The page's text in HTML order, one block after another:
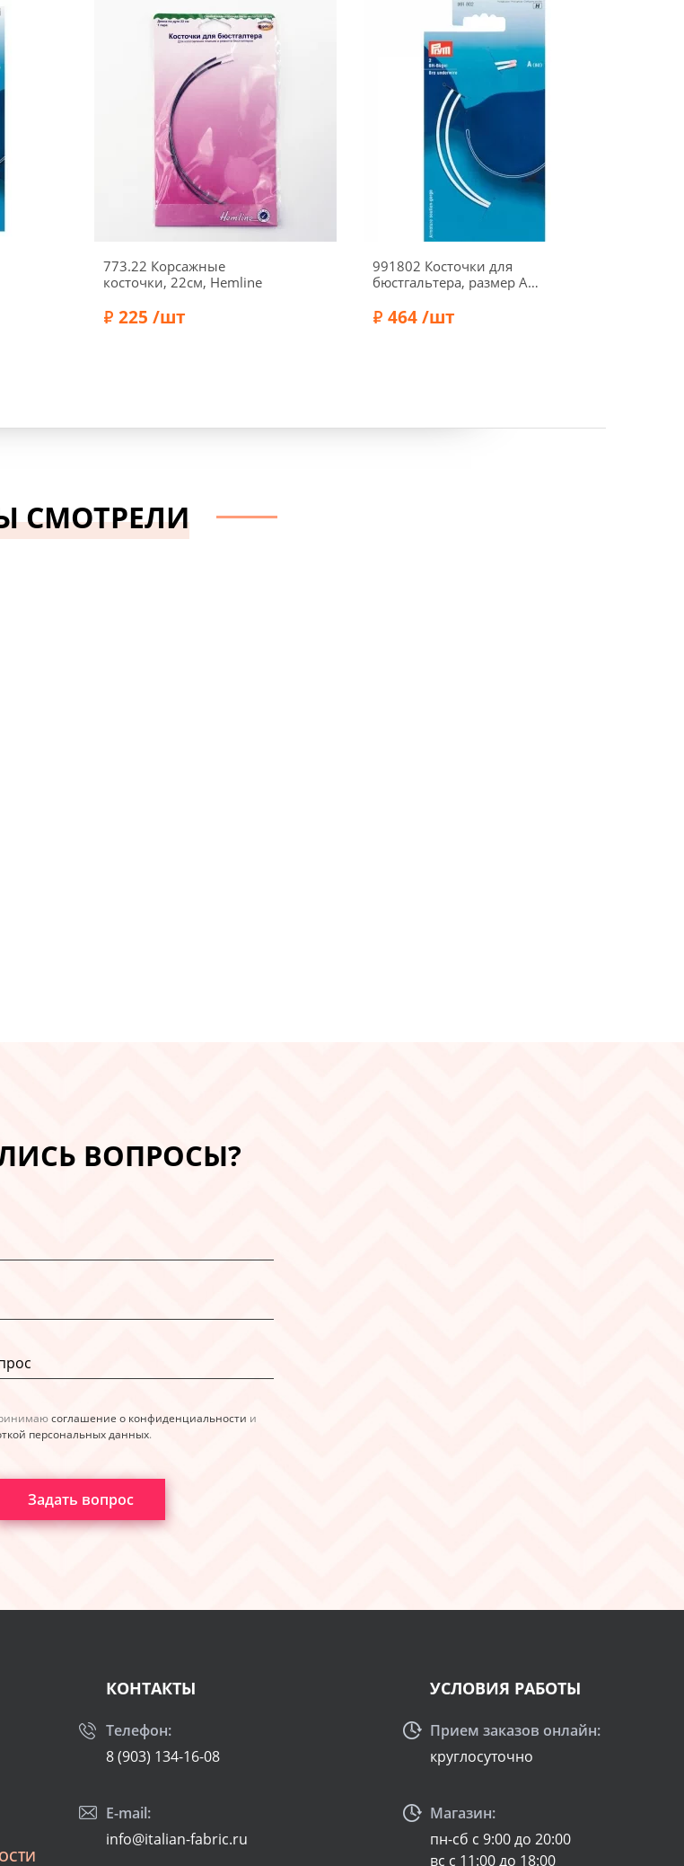
773.22 Корсажные
косточки, 22см, Hemline
225 /шт
991802 Косточки для
бюстгальтера, размер А
464 /шт
СМОТРЕЛИ
ВОПРОСЫ?
соглашение о конфиденциальности и
персональных данных.
Задать вопрос
КОНТАКТЫ
Телефон:
8 (903) 134-16-08
E-mail:
info@italian-fabric.ru
УСЛОВИЯ РАБОТЫ
Прием заказов онлайн:
круглосуточно
Магазин:
пн-сб с 9:00 до 20:00
вс с 11:00 до 18:00